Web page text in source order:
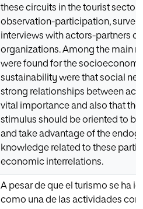
these circuits in the tourist sector
observation-participation,
interviews with actors-partners of
organizations. Among the main
were found for the
sustainability were that social
strong relationships between
vital importance and also that
stimulus should be oriented to
and take advantage of the
knowledge related to these
economic interrelations.
A pesar de que el turismo se ha
como una de las actividades con